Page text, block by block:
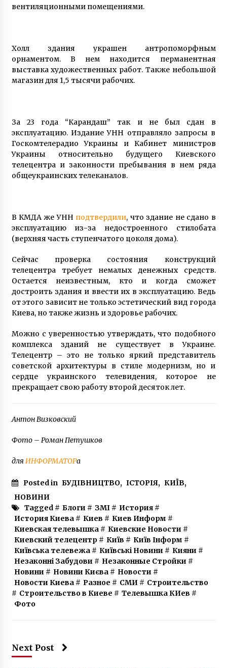
вентиляционными помещениями.
Холл здания украшен антропоморфным
орнаментом. В нем находится перманентная
выставка художественных работ. Также небольшой
магазин для 1,5 тысячи рабочих.
За 23 года “Карандаш” так и не был сдан в
эксплуатацию. Издание УНН отправляло запросы в
Госкомтелерадио Украины и Кабинет министров
Украины относительно будущего Киевского
телецентра и законности пребывания в нем ряда
общеукраинских телеканалов.
В КМДА же УНН подтвердили, что здание не сдано в
эксплуатацию из-за недостроенного стилобата
(верхняя часть ступенчатого цоколя дома).
Сейчас проверка состояния конструкций
телецентра требует немалых денежных средств.
Остается неизвестным, кто и когда сможет
достроить здания и ввести их в эксплуатацию. Ведь
от этого зависит не только эстетический вид города
Киева, но также жизнь и здоровье рабочих.
Можно с уверенностью утверждать, что подобного
комплекса зданий не существует в Украине.
Телецентр – это не только яркий представитель
советской архитектуры в стиле модернизм, но и
сердце украинского телевидения, которое не
прекращает свою работу второй десяток лет.
Антон Визковский
Фото – Роман Петушков
для ИНФОРМАТОРа
Posted in БУДІВНИЦТВО, ІСТОРІЯ, КИЇВ,
НОВИНИ
Tagged # Блоги # ЗМІ# История#
История Киева# Киев # Киев Информ #
Киевская телевышка# Киевские Новости #
Киевский телецентр# Київ # Київ Інформ #
Київська телевежа# Київські Новини # Кияни #
Незаконні Забудови # Незаконные Стройки #
Новини # Новини Києва# Новости #
Новости Киева# Разное # СМИ# Строительство
# Строительство в Киеве # Телевышка КИев #
Фото
Next Post